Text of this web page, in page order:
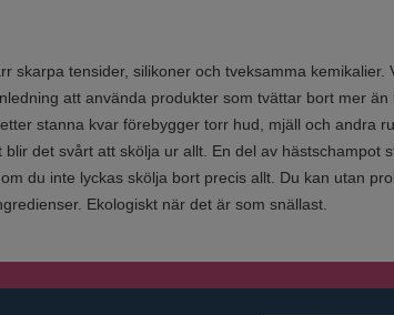
skarpa tensider, silikoner och tveksamma
att använda produkter som tvättar bort mer
stanna kvar förebygger torr hud, mjäll och andra
det svårt att skölja ur allt. En del av
du inte lyckas skölja bort precis allt. Du kan utan
Ekologiskt när det är som snällast.